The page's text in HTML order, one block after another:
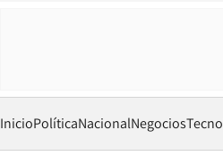
InicioPolíticaNacionalNegocios